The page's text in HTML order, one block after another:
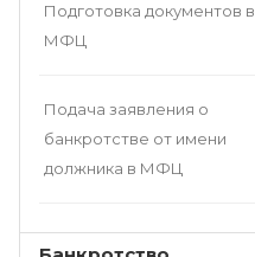
Подготовка документов в
МФЦ
Подача заявления о
банкротстве от имени
должника в МФЦ